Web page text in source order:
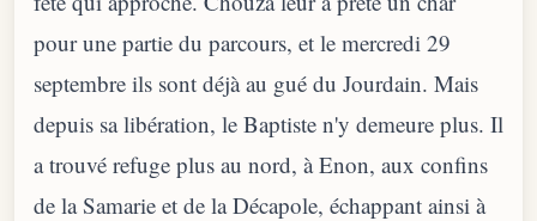
pour une partie du parcours, et le mercredi 29
septembre ils sont déjà au gué du Jourdain. Mais
depuis sa libération, le Baptiste n'y demeure plus. Il
a trouvé refuge plus au nord, à Enon, aux confins
de la Samarie et de la Décapole, échappant ainsi à